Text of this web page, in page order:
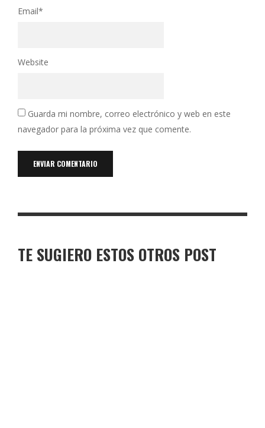
Email*
Website
Guarda mi nombre, correo electrónico y web en este
navegador para la próxima vez que comente.
TE SUGIERO ESTOS OTROS POST